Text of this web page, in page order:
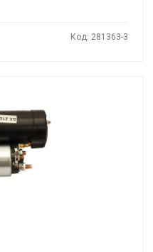
Код: 281363-3